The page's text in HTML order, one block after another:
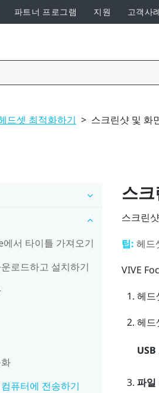
파트너 프로그램 지원 고객사
드셋 최적화하기 > 스크린샷 및 화
서 타이틀 가져오기
로드하고 설치하기
퓨터에 전송하기
스
스크린
팁: 헤드
VIVE
헤드
헤드
USB
파일